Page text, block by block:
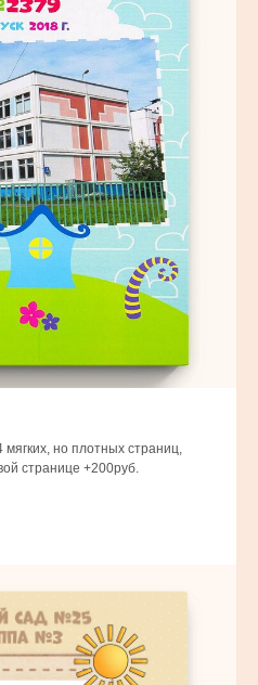
но плотных страниц,
странице +200руб.